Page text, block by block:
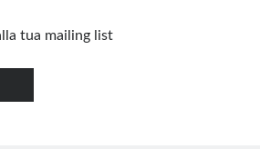
tua mailing list